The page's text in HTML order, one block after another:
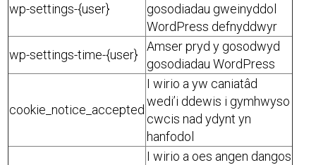
wp-settings-{user}
gosodiadau gweinyddol
WordPress defnyddwyr
wp-settings-time-{user}
Amser pryd y gosodwyd
gosodiadau WordPress
cookie_notice_accepted
I wirio a yw caniatâd
wedi’i ddewis i gymhwyso
cwcis nad ydynt yn
hanfodol
I wirio a oes angen dangos